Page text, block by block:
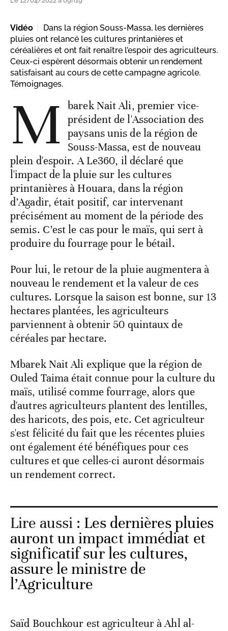
Vidéo
Dans la région Souss-Massa, les dernières
pluies ont relancé les cultures printanières et
céréalières et ont fait renaître l’espoir des agriculteurs.
Ceux-ci espèrent désormais obtenir un rendement
satisfaisant au cours de cette campagne agricole.
Témoignages.
M
barek Nait Ali, premier vice-
président de l'Association des
paysans unis de la région de
Souss-Massa, est de nouveau
plein d'espoir. A Le360, il déclaré que
l'impact de la pluie sur les cultures
printanières à Houara, dans la région
d’Agadir, était positif, car intervenant
précisément au moment de la période des
semis. C’est le cas pour le maïs, qui sert à
produire du fourrage pour le bétail.
Pour lui, le retour de la pluie augmentera à
nouveau le rendement et la valeur de ces
cultures. Lorsque la saison est bonne, sur 13
hectares plantées, les agriculteurs
parviennent à obtenir 50 quintaux de
céréales par hectare.
Mbarek Nait Ali explique que la région de
Ouled Taima était connue pour la culture du
maïs, utilisé comme fourrage, alors que
d'autres agriculteurs plantent des lentilles,
des haricots, des pois, etc. Cet agriculteur
s'est félicité du fait que les récentes pluies
ont également été bénéfiques pour ces
cultures et que celles-ci auront désormais
un rendement correct.
Lire aussi : Les dernières pluies
auront un impact immédiat et
significatif sur les cultures,
assure le ministre de
l’Agriculture
Saïd Bouchkour est agriculteur à Ahl al-